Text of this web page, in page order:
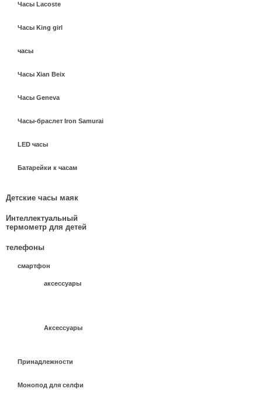
Часы Lacoste
Часы King girl
часы
Часы Xian Beix
Часы Geneva
Часы-браслет Iron Samurai
LED часы
Батарейки к часам
Детские часы маяк
Интеллектуальный
термометр для детей
телефоны
смартфон
аксессуары
Аксессуары
Принадлежности
Монопод для селфи